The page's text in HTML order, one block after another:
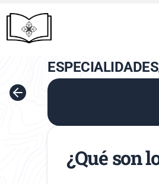
ESPECIALIDADES
¿Qué son